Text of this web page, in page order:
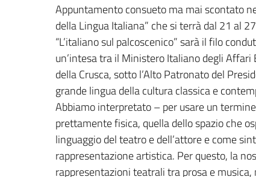
Appuntamento consueto ma mai scontato
della Lingua Italiana” che si terrà dal 21 al
“L’italiano sul palcoscenico” sarà il filo
un’intesa tra il Ministero Italiano degli Affari
della Crusca, sotto l’Alto Patronato del
grande lingua della cultura classica e
Abbiamo interpretato – per usare un
prettamente fisica, quella dello spazio che
linguaggio del teatro e dell’attore e come
rappresentazione artistica. Per questo, la
rappresentazioni teatrali tra prosa e